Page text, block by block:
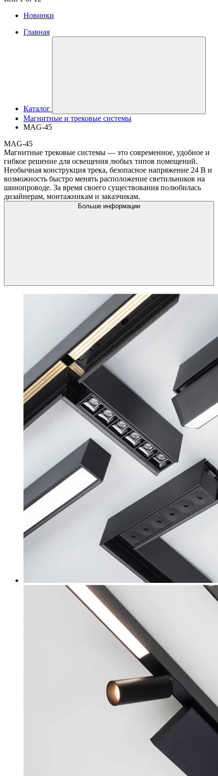
Новинки
Главная
Каталог
Магнитные и трековые системы
MAG-45
MAG-45
Магнитные трековые системы — это современное, удобное и
гибкое решение для освещения любых типов помещений.
Необычная конструкция трека, безопасное напряжение 24 В и
возможность быстро менять расположение светильников на
шинопроводе. За время своего существования полюбилась
дизайнерам, монтажникам и заказчикам.
Больше информации